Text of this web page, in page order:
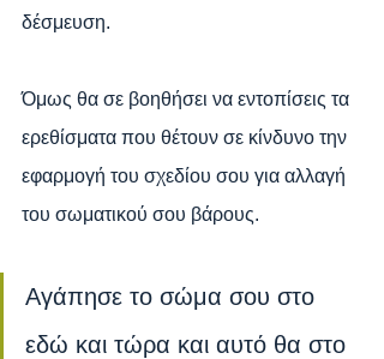
δέσμευση.
Όμως θα σε βοηθήσει να εντοπίσεις τα
ερεθίσματα που θέτουν σε κίνδυνο την
εφαρμογή του σχεδίου σου για αλλαγή
του σωματικού σου βάρους.
Αγάπησε το σώμα σου στο
εδώ και τώρα και αυτό θα στο